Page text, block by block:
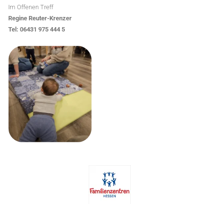
Im Offenen Treff
Regine Reuter-Krenzer
Tel: 06431 975 444 5